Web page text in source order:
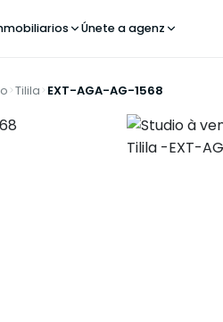
Únete a agenz
Tilila EXT-AGA-AG-1568